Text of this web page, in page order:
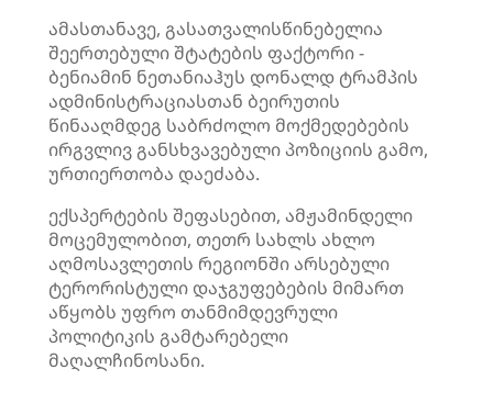
ამასთანავე, გასათვალისწინებელია
შეერთებული შტატების ფაქტორი -
ბენიამინ ნეთანიაჰუს დონალდ ტრამპის
ადმინისტრაციასთან ბეირუთის
წინააღმდეგ საბრძოლო მოქმედებების
ირგვლივ განსხვავებული პოზიციის გამო,
ურთიერთობა დაეძაბა.
ექსპერტების შეფასებით, ამჟამინდელი
მოცემულობით, თეთრ სახლს ახლო
აღმოსავლეთის რეგიონში არსებული
ტერორისტული დაჯგუფებების მიმართ
აწყობს უფრო თანმიმდევრული
პოლიტიკის გამტარებელი
მაღალჩინოსანი.